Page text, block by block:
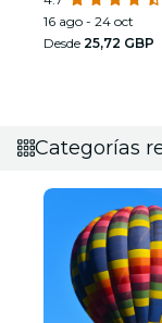
16 ago - 24 oct
Desde 25,72 GBP
Categorías